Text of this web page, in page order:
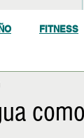
FITNESS
RSE